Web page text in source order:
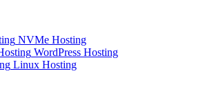
NVMe Hosting
WordPress Hosting
Linux Hosting